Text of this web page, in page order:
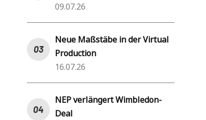
09.07.26
Neue Maßstäbe in der Virtual
Production
16.07.26
NEP verlängert Wimbledon-
Deal